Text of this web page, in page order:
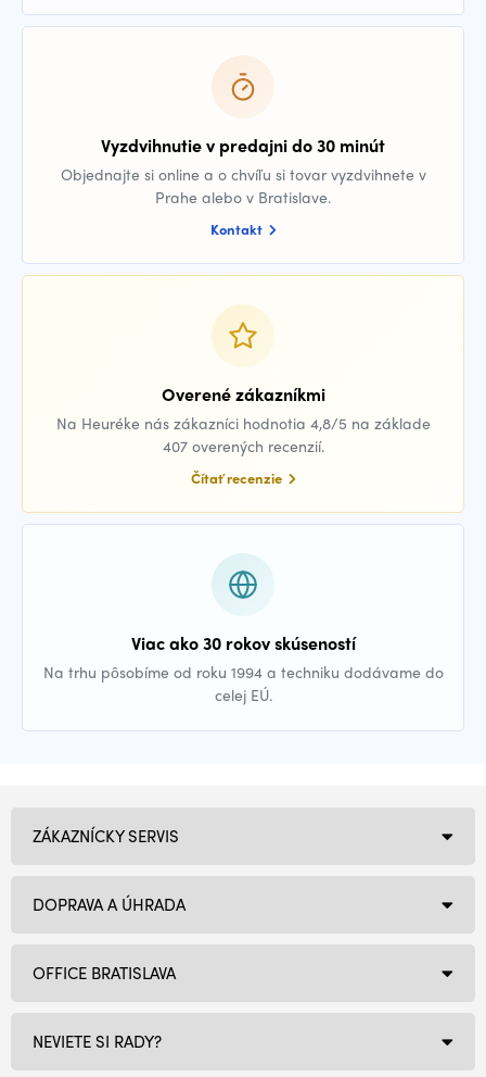
Vyzdvihnutie v predajni do 30 minút
Objednajte si online a o chvíľu si tovar vyzdvihnete v
Prahe alebo v Bratislave.
Kontakt
Overené zákazníkmi
Na Heuréke nás zákazníci hodnotia 4,8/5 na základe
407 overených recenzií.
Čítať recenzie
Viac ako 30 rokov skúseností
Na trhu pôsobíme od roku 1994 a techniku dodávame do
celej EÚ.
OFFICE BRATISLAVA
NEVIETE SI RADY?
ZÁKAZNÍCKY SERVIS
DOPRAVA A ÚHRADA